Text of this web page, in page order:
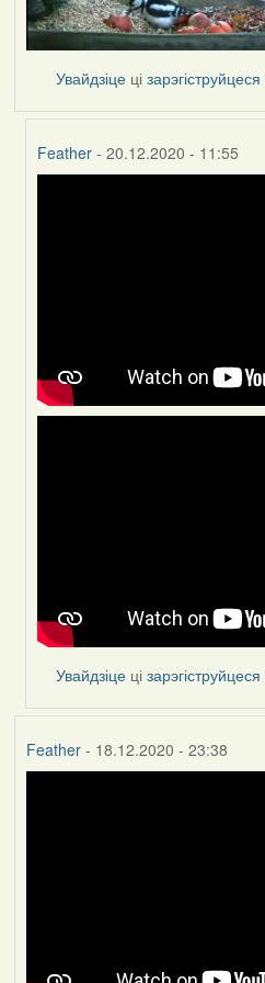
Увайдзіце цізарэгіструйцеся
Feather - 20.12.2020 - 11:55
Увайдзіце цізарэгіструйцеся
Feather- 18.12.2020 - 23:38